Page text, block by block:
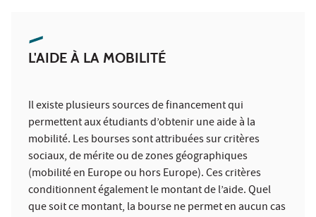
L'AIDE À LA MOBILITÉ
Il existe plusieurs sources de financement qui
permettent aux étudiants d’obtenir une aide à la
mobilité. Les bourses sont attribuées sur critères
sociaux, de mérite ou de zones géographiques
(mobilité en Europe ou hors Europe). Ces critères
conditionnent également le montant de l’aide. Quel
que soit ce montant, la bourse ne permet en aucun cas